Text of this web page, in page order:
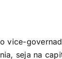
vice-
seja na